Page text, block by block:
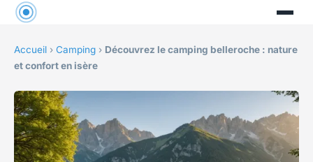
Accueil › Camping › Découvrez le camping belleroche : nature
et confort en isère